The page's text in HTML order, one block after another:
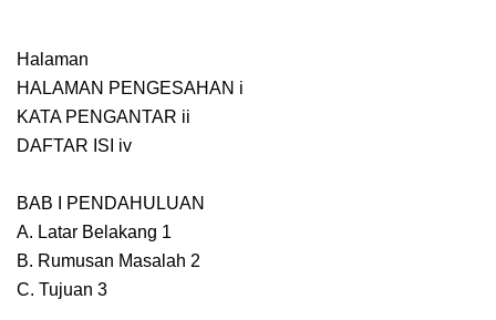
Halaman
HALAMAN PENGESAHAN i
KATA PENGANTAR ii
DAFTAR ISI iv
BAB I PENDAHULUAN
A. Latar Belakang 1
B. Rumusan Masalah 2
C. Tujuan 3